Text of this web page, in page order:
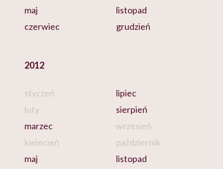
maj
czerwiec
listopad
grudzień
2012
styczeń
luty
marzec
kwiecień
maj
lipiec
sierpień
wrzesień
październik
listopad